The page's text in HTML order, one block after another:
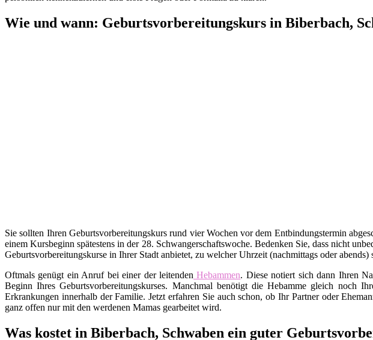
Wie und wann: Geburtsvorbereitungskurs in Biberbach,
Sie sollten Ihren Geburtsvorbereitungskurs rund vier Wochen vor dem Entbindungstermin
einem Kursbeginn spätestens in der 28. Schwangerschaftswoche. Bedenken Sie, dass nicht
Geburtsvorbereitungskurse in Ihrer Stadt anbietet, zu welcher Uhrzeit (nachmittags oder
Oftmals genügt ein Anruf bei einer der leitenden Hebammen. Diese notiert sich dann Ihren
Beginn Ihres Geburtsvorbereitungskurses. Manchmal benötigt die Hebamme gleich noch
Erkrankungen innerhalb der Familie. Jetzt erfahren Sie auch schon, ob Ihr Partner oder
ganz offen nur mit den werdenen Mamas gearbeitet wird.
Was kostet in Biberbach, Schwaben ein guter